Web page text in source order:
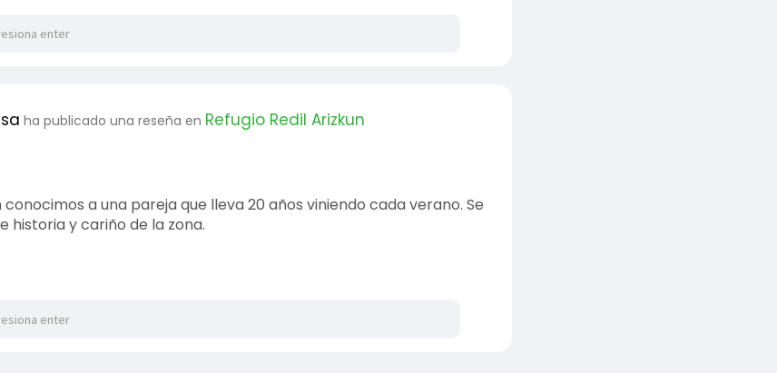
ha publicado una reseña en Refugio Redil Arizkun
conocimos a una pareja que lleva 20 años viniendo cada verano. Se
historia y cariño de la zona.